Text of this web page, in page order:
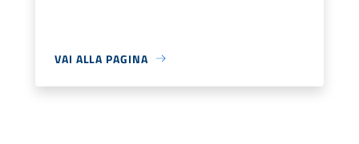
VAI ALLA PAGINA